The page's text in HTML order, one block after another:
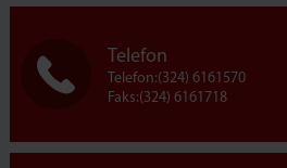
Telefon
Telefon:(324) 6161570
Faks:(324) 6161718